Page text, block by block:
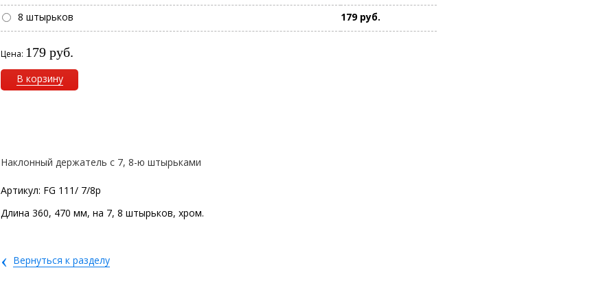
8 штырьков
179 руб.
Цена: 179 руб.
В корзину
Наклонный держатель с 7, 8-ю штырьками
Артикул: FG 111/ 7/8p
Длина 360, 470 мм, на 7, 8 штырьков, хром.
‹ Вернуться к разделу